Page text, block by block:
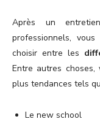
Après un
professionnels,
choisir entre les
Entre autres
plus tendances tels
Le new school